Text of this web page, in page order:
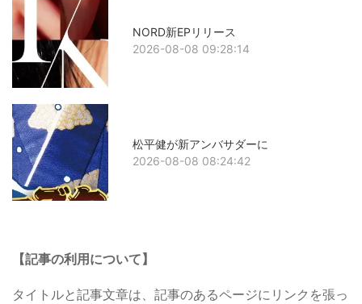
NORD新EPリリース
2026-08-08 09:28:14
松平健が新アンバサダーに
2026-08-08 08:24:42
【記事の利用について】
タイトルと記事文章は、記事のあるページにリンクを張っ